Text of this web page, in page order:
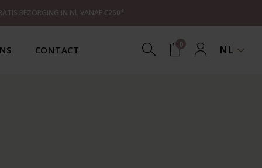
BEZORGING IN NL VANAF €250*
CONTACT 0 NL